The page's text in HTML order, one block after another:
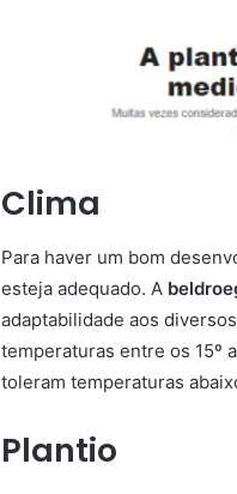
Clima
Para haver um bom
esteja adequado. A
adaptabilidade aos
temperaturas entre os 15º
toleram temperaturas
Plantio